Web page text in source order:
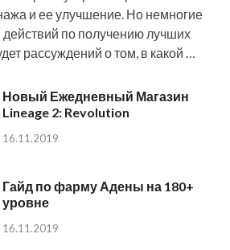
и ее улучшение. Но немногие
действий по получению лучших
рассуждений о том, в какой …
Новый Ежедневный Магазин
Lineage 2: Revolution
16.11.2019
Гайд по фарму Адены на 180+
уровне
16.11.2019